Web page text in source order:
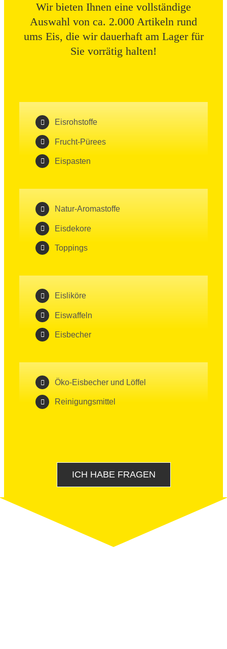
Wir bieten Ihnen eine vollständige
Auswahl von ca. 2.000 Artikeln rund
ums Eis, die wir dauerhaft am Lager für
Sie vorrätig halten!
Eisrohstoffe
Frucht-Pürees
Eispasten
Natur-Aromastoffe
Eisdekore
Toppings
Eisliköre
Eiswaffeln
Eisbecher
Öko-Eisbecher und Löffel
Reinigungsmittel
ICH HABE FRAGEN